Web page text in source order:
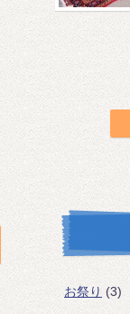
お祭り (3)